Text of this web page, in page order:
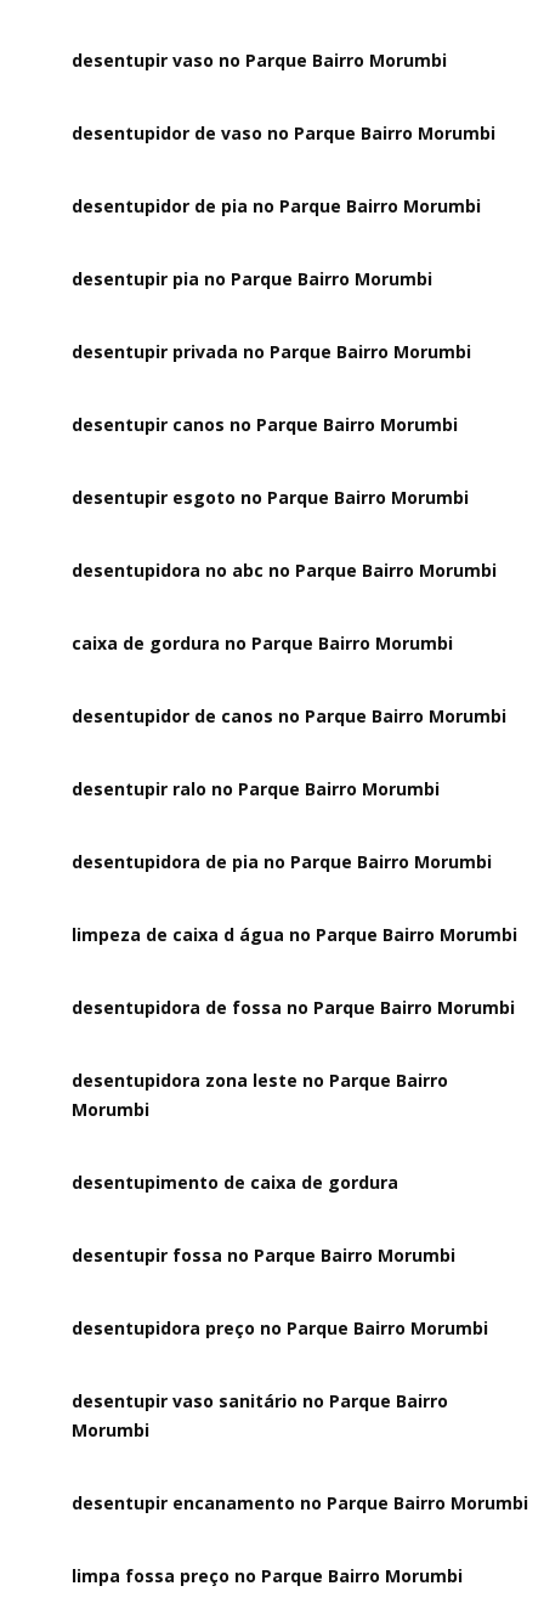
desentupir vaso no Parque Bairro Morumbi
desentupidor de vaso no Parque Bairro Morumbi
desentupidor de pia no Parque Bairro Morumbi
desentupir pia no Parque Bairro Morumbi
desentupir privada no Parque Bairro Morumbi
desentupir canos no Parque Bairro Morumbi
desentupir esgoto no Parque Bairro Morumbi
desentupidora no abc no Parque Bairro Morumbi
caixa de gordura no Parque Bairro Morumbi
desentupidor de canos no Parque Bairro Morumbi
desentupir ralo no Parque Bairro Morumbi
desentupidora de pia no Parque Bairro Morumbi
limpeza de caixa d água no Parque Bairro Morumbi
desentupidora de fossa no Parque Bairro Morumbi
desentupidora zona leste no Parque Bairro
Morumbi
desentupimento de caixa de gordura
desentupir fossa no Parque Bairro Morumbi
desentupidora preço no Parque Bairro Morumbi
desentupir vaso sanitário no Parque Bairro
Morumbi
desentupir encanamento no Parque Bairro Morumbi
limpa fossa preço no Parque Bairro Morumbi